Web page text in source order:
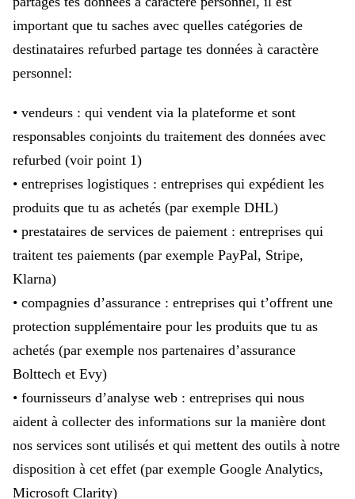
important que tu saches avec quelles catégories de
destinataires refurbed partage tes données à caractère
personnel:
• vendeurs : qui vendent via la plateforme et sont
responsables conjoints du traitement des données avec
refurbed (voir point 1)
• entreprises logistiques : entreprises qui expédient les
produits que tu as achetés (par exemple DHL)
• prestataires de services de paiement : entreprises qui
traitent tes paiements (par exemple PayPal, Stripe,
Klarna)
• compagnies d’assurance : entreprises qui t’offrent une
protection supplémentaire pour les produits que tu as
achetés (par exemple nos partenaires d’assurance
Bolttech et Evy)
• fournisseurs d’analyse web : entreprises qui nous
aident à collecter des informations sur la manière dont
nos services sont utilisés et qui mettent des outils à notre
disposition à cet effet (par exemple Google Analytics,
Microsoft Clarity)